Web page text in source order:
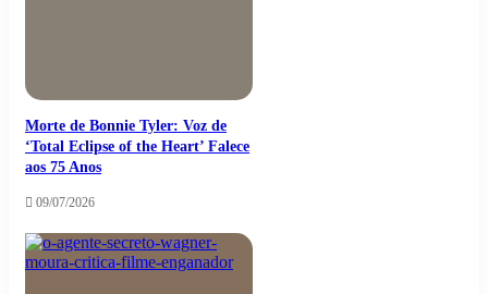
Morte de Bonnie Tyler: Voz de
‘Total Eclipse of the Heart’ Falece
aos 75 Anos
09/07/2026